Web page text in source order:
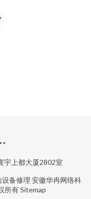
宇上都大厦2802室
设备修理 安徽华冉网络科
所有Sitemap